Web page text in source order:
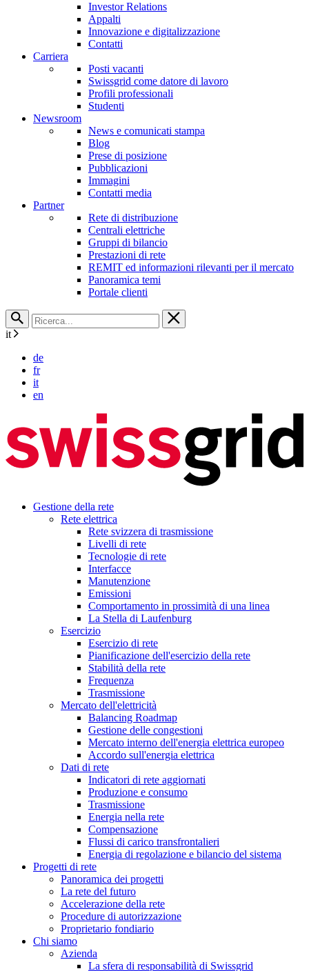
Investor Relations
Appalti
Innovazione e digitalizzazione
Contatti
Carriera
Posti vacanti
Swissgrid come datore di lavoro
Profili professionali
Studenti
Newsroom
News e comunicati stampa
Blog
Prese di posizione
Pubblicazioni
Immagini
Contatti media
Partner
Rete di distribuzione
Centrali elettriche
Gruppi di bilancio
Prestazioni di rete
REMIT ed informazioni rilevanti per il mercato
Panoramica temi
Portale clienti
it
de
fr
it
en
Gestione della rete
Rete elettrica
Rete svizzera di trasmissione
Livelli di rete
Tecnologie di rete
Interfacce
Manutenzione
Emissioni
Comportamento in prossimità di una linea
La Stella di Laufenburg
Esercizio
Esercizio di rete
Pianificazione dell'esercizio della rete
Stabilità della rete
Frequenza
Trasmissione
Mercato dell'elettricità
Balancing Roadmap
Gestione delle congestioni
Mercato interno dell'energia elettrica europeo
Accordo sull'energia elettrica
Dati di rete
Indicatori di rete aggiornati
Produzione e consumo
Trasmissione
Energia nella rete
Compensazione
Flussi di carico transfrontalieri
Energia di regolazione e bilancio del sistema
Progetti di rete
Panoramica dei progetti
La rete del futuro
Accelerazione della rete
Procedure di autorizzazione
Proprietario fondiario
Chi siamo
Azienda
La sfera di responsabilità di Swissgrid